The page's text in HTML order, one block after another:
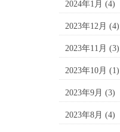
2024年1月 (4)
2023年12月 (4)
2023年11月 (3)
2023年10月 (1)
2023年9月 (3)
2023年8月 (4)